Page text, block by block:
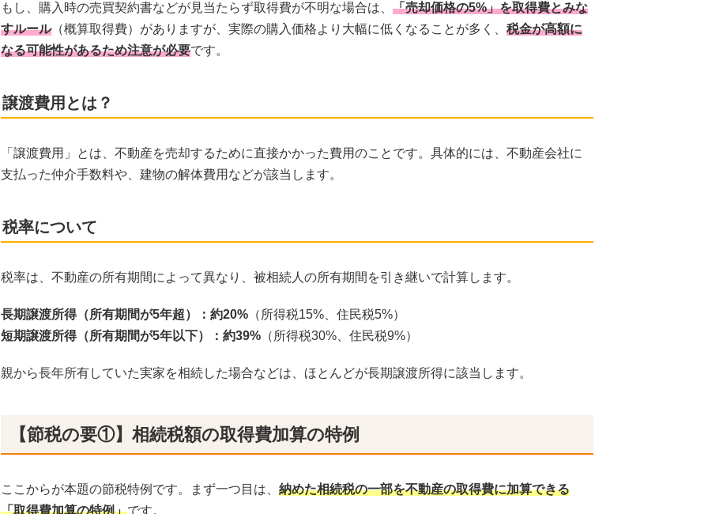
もし、購入時の売買契約書などが見当たらず取得費が不明な場合は、 「売却価格の5%」を取得費とみな
すルール（概算取得費）がありますが、実際の購入価格より大幅に低くなることが多く、 税金が高額に
なる可能性があるため注意が必要です。
譲渡費用とは？
「譲渡費用」とは、不動産を売却するために直接かかった費用のことです。具体的には、不動産会社に
支払った仲介手数料や、建物の解体費用などが該当します。
税率について
税率は、不動産の所有期間によって異なり、被相続人の所有期間を引き継いで計算します。
長期譲渡所得（所有期間が5年超）：約20%（所得税15%、住民税5%）
短期譲渡所得（所有期間が5年以下）：約39%（所得税30%、住民税9%）
親から長年所有していた実家を相続した場合などは、ほとんどが長期譲渡所得に該当します。
【節税の要①】相続税額の取得費加算の特例
ここからが本題の節税特例です。まず一つ目は、 納めた相続税の一部を不動産の取得費に加算できる
「取得費加算の特例」です。